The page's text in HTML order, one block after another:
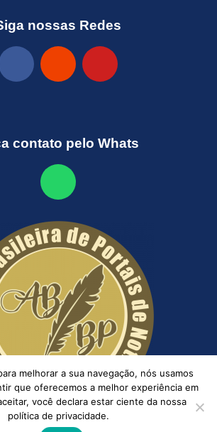
nossas Redes
contato pelo Whats
melhorar a sua navegação, nós usamos
que oferecemos a melhor experiência em
você declara estar ciente da nossa
política de privacidade.